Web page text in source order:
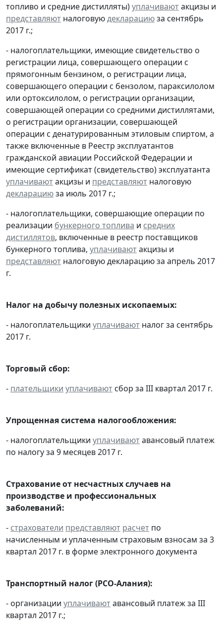
топливо и средние дистилляты)уплачиваютакцизы и
представляют налоговуюдекларациюза сентябрь
2017 г.;
- налогоплательщики, имеющие свидетельство о
регистрации лица, совершающего операции с
прямогонным бензином, о регистрации лица,
совершающего операции с бензолом, параксилолом
или ортоксилолом, о регистрации организации,
совершающей операции со средними дистиллятами,
о регистрации организации, совершающей
операции с денатурированным этиловым спиртом, а
также включенные в Реестр эксплуатантов
гражданской авиации Российской Федерации и
имеющие сертификат (свидетельство) эксплуатанта
уплачиваютакцизы и представляют налоговую
декларациюза июль 2017 г.;
- налогоплательщики, совершающие операции по
реализации бункерного топлива и средних
дистиллятов, включенные в реестр поставщиков
бункерного топлива, уплачиваютакцизы и
представляют налоговую декларацию за апрель 2017
г.
Налог на добычу полезных ископаемых:
- налогоплательщики уплачивают налог за сентябрь
2017 г.
Торговый сбор:
- плательщики уплачивают сбор за III квартал 2017 г.
Упрощенная система налогообложения:
- налогоплательщики уплачиваютавансовый платеж
по налогу за 9 месяцев 2017 г.
Страхование от несчастных случаев на
производстве и профессиональных
заболеваний:
- страхователи представляют расчет по
начисленным и уплаченным страховым взносам за 3
квартал 2017 г. в форме электронного документа
Транспортный налог (РСО-Алания):
- организации уплачиваютавансовый платеж за III
квартал 2017 г.;